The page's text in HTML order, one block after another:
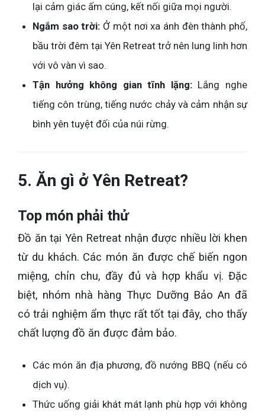
lại cảm giác ấm cúng, kết nối giữa mọi người.
Ngắm sao trời: Ở một nơi xa ánh đèn thành phố,
bầu trời đêm tại Yên Retreat trở nên lung linh hơn
với vô vàn vì sao.
Tận hưởng không gian tĩnh lặng:Lắng nghe
tiếng côn trùng, tiếng nước chảy và cảm nhận sự
bình yên tuyệt đối của núi rừng.
5. Ăn gì ở Yên Retreat?
Top món phải thử
Đồ ăn tại Yên Retreat nhận được nhiều lời khen
từ du khách. Các món ăn được chế biến ngon
miệng, chỉn chu, đầy đủ và hợp khẩu vị. Đặc
biệt, nhóm nhà hàng Thực Dưỡng Bảo An đã
có trải nghiệm ẩm thực rất tốt tại đây, cho thấy
chất lượng đồ ăn được đảm bảo.
Các món ăn địa phương, đồ nướng BBQ (nếu có
dịch vụ).
Thức uống giải khát mát lạnh phù hợp với không